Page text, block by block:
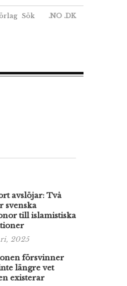
Sök .NO .DK
avslöjar: Två
svenska
till islamistiska
2025
försvinner
längre vet
existerar